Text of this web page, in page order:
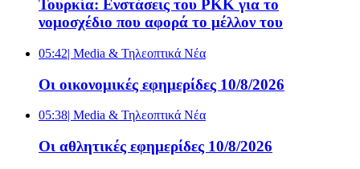
Τουρκία: Ενστάσεις του PKK για το
νομοσχέδιο που αφορά το μέλλον του
05:42| Media & Τηλεοπτικά Νέα
Οι οικονομικές εφημερίδες 10/8/2026
05:38| Media & Τηλεοπτικά Νέα
Οι αθλητικές εφημερίδες 10/8/2026